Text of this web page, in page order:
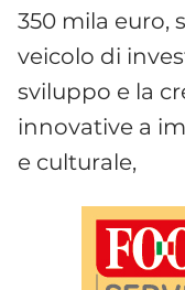
350 mila euro,
veicolo di
sviluppo e la
innovative a
e culturale,